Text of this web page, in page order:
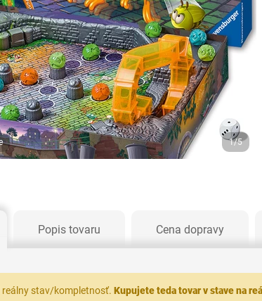
1/5
Popis tovaru Cena dopravy
reálny stav/kompletnosť. Kupujete teda tovar v stave na